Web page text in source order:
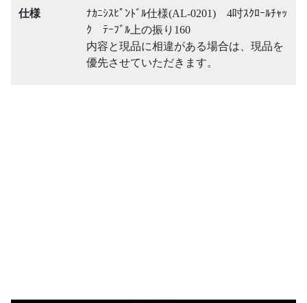
仕様
ﾅｶﾆｼｽﾋﾟﾝﾄﾞﾙ仕様(AL-0201) 4吋ｽｸﾛｰﾙﾁｬｯ
ｸ ﾃｰﾌﾞﾙ上の振り160
内容と現品に相違がある場合は、現品を
優先させていただきます。